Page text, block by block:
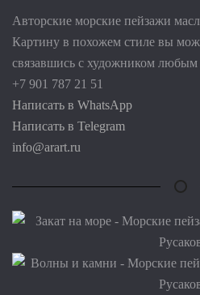
Авторские морские пейзажи
Картину в похожем стиле вы
связавшись с художником
+7 901 787 21 51
Написать в WhatsApp
Написать в Telegram
info@arart.ru
Название:
Название:
Размер:60 х
Техника: